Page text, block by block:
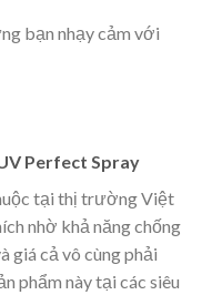
bạn nhạy cảm với
Perfect Spray
tại thị trường Việt
nhờ khả năng chống
giá cả vô cùng phải
phẩm này tại các siêu